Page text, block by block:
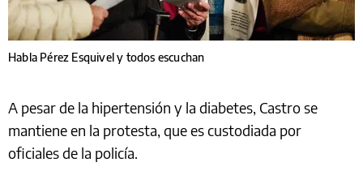
Habla Pérez Esquivel y todos escuchan
A pesar de la hipertensión y la diabetes, Castro se
mantiene en la protesta, que es custodiada por
oficiales de la policía.